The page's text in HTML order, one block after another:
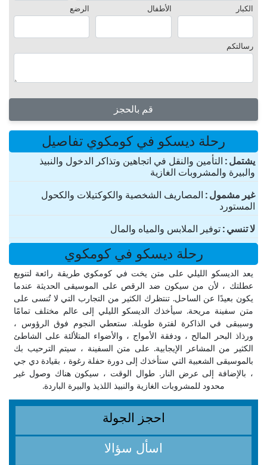
الكبار الأطفال الرضع
رسالتكم
قم بالحجز
رحلة ديسكو في كومكوي تفاصيل
یشتمل التأمين والنقل في اتجاهين وتذاكر الدخول والنبيذ
والبيرة والمشروبات الغازية
غير مشمول المصاريف الشخصية والكوكتيلات والكحول
المستورد
لا تنسي توفير الملابس والمياه والمال
رحلة ديسكو في كومكوي
يعد الديسكو الليلي على متن يخت في كومكوي طريقة رائعة لتنويع
عطلتك ، لأن من سيكون ضد الرقص على الموسيقى الحديثة عندما
يكون بعيدًا عن الساحل. تنتظرك الكثير من التجارب التي لا تُنسى على
متن سفينة مريحة. سيأخذك الديسكو الليلي إلى عالم مختلف تمامًا
وسيبقى في الذاكرة لفترة طويلة. ستعطي النجوم فوق الرؤوس ،
ورذاذ البحر المالح ، ودفقة الأمواج ، والأضواء المتلألئة على الشاطئ
الكثير من المشاعر الإيجابية. على متن السفينة ، سيتم الترحيب بك
بالموسيقى الشعبية التي ستأخذك إلى دورة حفلة رغوة ، بقيادة دي جي
، بالإضافة إلى عرض النار. طوال الوقت ، سيكون هناك وصول غير
محدود للمشروبات الغازية والنبيذ اللذيذ والبيرة الباردة.
احجز الجولة
اسأل سؤالا